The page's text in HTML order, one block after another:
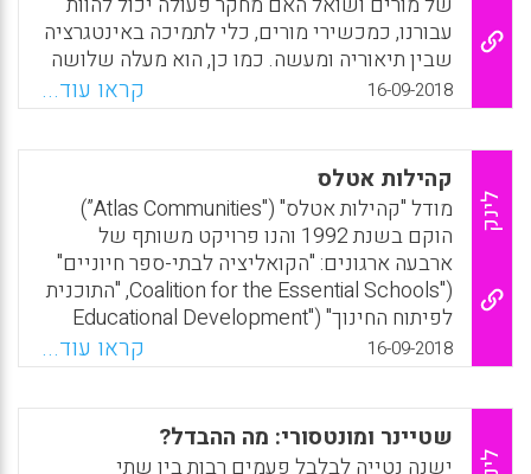
WhatsApp
Facebook
Email
X
עבורנו, כמכשירי מורים, כלי לתמיכה באינטגרציה
שבין תיאוריה ומעשה. כמו כן, הוא מעלה שלושה
נושאים לדיון ולבחינה: (1) ההגדרה והמטרות של
מחקר פעולה בהכשרת מורים, באספקט "המחקר"
ובאספקט "הפעולה" (2) הנחות היסוד של קבוצת
הלומדים-החוקרים לגבי מחקר פעולה, תוך עיון
בהנחותיהם של קאר וקמיס (Carr & Kemmis,
1983) והנושא השלישי : התנאים למעורבות
מעצימה של פרחי הוראה ושל מורים מתחילים
במחקר פעולה (לאה קוזמינסקי ) .
WhatsApp
Facebook
Email
X
16-09-2018 קראו עוד...
לינק
קהילות אטלס
מודל "קהילות אטלס" ("Atlas Communities”)
הוקם בשנת 1992 והנו פרויקט משותף של
ארבעה ארגונים: "הקואליציה לבתי-ספר חיוניים"
("Coalition for the Essential Schools, "התוכנית
לפיתוח החינוך" ("Educational Development
Program"), "התכנית לפיתוח בתי-ספר" ("School
Development Program"), ו"פרויקט אפס" של
אוניברסיטת הרווארד ("Project Zero" at
"Harvard University"). מודל זה משלב בין
הרעיונות השונים של כל ארגון (שוויון הזדמנויות,
16-09-2018 קראו עוד...
שטיינר ומונטסורי: מה ההבדל?